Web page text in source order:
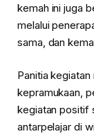
kemah ini juga
melalui
sama, dan
Panitia
kepramukaan,
kegiatan positif
antarpelajar di